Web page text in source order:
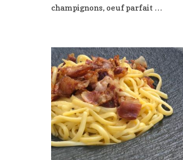
champignons, oeuf parfait …